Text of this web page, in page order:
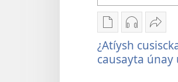
Opciones
de
descarga
Opciones
de
descarga
Sújpaj
¿Atíysh
causayta únay